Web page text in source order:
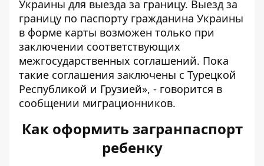
Украины для выезда за границу. Выезд за
границу по паспорту гражданина Украины
в форме карты возможен только при
заключении соответствующих
межгосударственных соглашений. Пока
такие соглашения заключены с Турецкой
Республикой и Грузией», - говорится в
сообщении миграционников.
Как оформить загранпаспорт
ребенку